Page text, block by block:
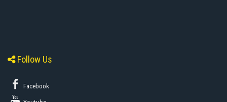
Follow Us
Facebook